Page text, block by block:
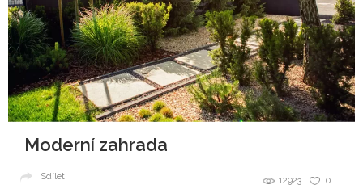
Moderní zahrada
0
12923
Sdílet